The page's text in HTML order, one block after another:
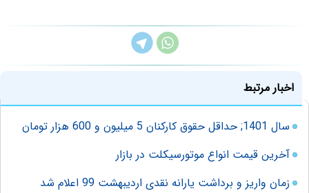
اخبار مرتبط
سال 1401; حداقل حقوق کارکنان 5 میلیون و 600 هزار تومان
آخرین قیمت انواع موتورسیکلت در بازار
زمان واریز و برداشت یارانه نقدی اردیبهشت 99 اعلام شد